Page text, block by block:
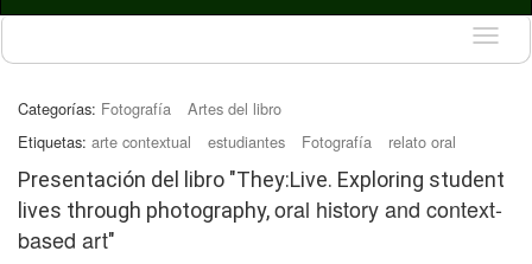
Idioma
Categorías: Fotografía
Artes del libro
Etiquetas: arte contextual estudiantes Fotografía relato oral
Presentación del libro "They:Live. Exploring student
lives through photography,oral history and context-
based art"